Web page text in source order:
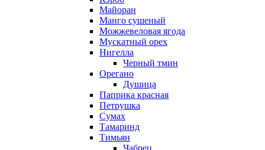
Майоран
Манго сушеный
Можжевеловая ягода
Мускатный орех
Нигелла
Черный тмин
Орегано
Душица
Паприка красная
Петрушка
Сумах
Тамаринд
Тимьян
Чабрец